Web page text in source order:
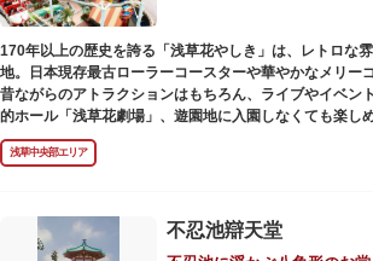
170年以上の歴史を誇る「浅草花やしき」は、レトロな
地。日本現存最古ローラーコースターや華やかなメリー
昔ながらのアトラクションはもちろん、ライブやイベン
的ホール「浅草花劇場」、遊園地に入園しなくても楽し
デパート浅草花やしき店」も併設され、さまざまな娯楽
「遊びの場」として親しまれています。
と菊細工を主とした花園（かえん）として誕生しました
遊戯施設が置かれ、珍鳥や猛獣、見世物の展示などでも
浅草中央部エリア
不忍池辯天堂